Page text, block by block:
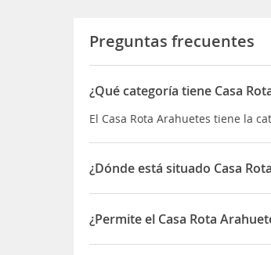
Preguntas frecuentes
¿Qué categoría tiene Casa
El Casa Rota Arahuetes tiene la
¿Dónde está situado Casa
El Casa Rota Arahuetes está
¿Permite el Casa Rota
Sí, el Casa Rota Arahuetes